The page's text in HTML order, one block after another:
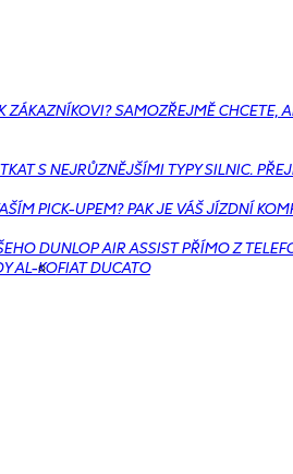
ZÁKAZNÍKOVI? SAMOZŘEJMĚ CHCETE,
S NEJRŮZNĚJŠÍMI TYPY SILNIC.
PICK-UPEM? PAK JE VÁŠ JÍZDNÍ
DUNLOP AIR ASSIST PŘÍMO Z
AL-KOFIAT DUCATO